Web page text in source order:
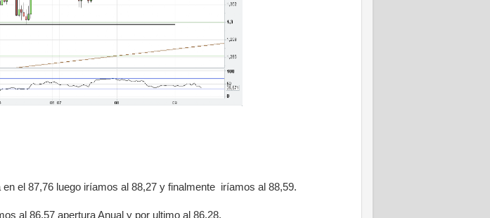
el 87,76 luego iríamos al 88,27 y finalmente iríamos al 88,59.
al 86,57 apertura Anual y por ultimo al 86,28.